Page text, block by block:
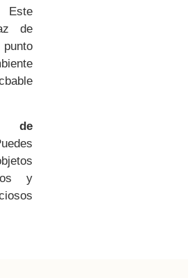
de
de
y